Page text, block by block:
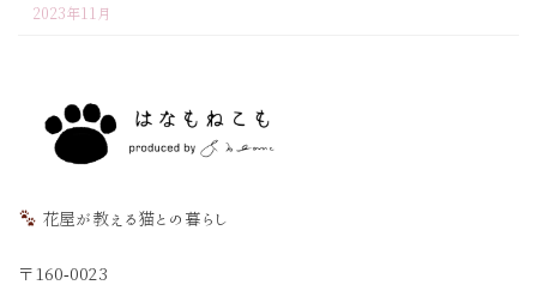
2023年11月
花屋が教える猫との暮らし
〒160-0023